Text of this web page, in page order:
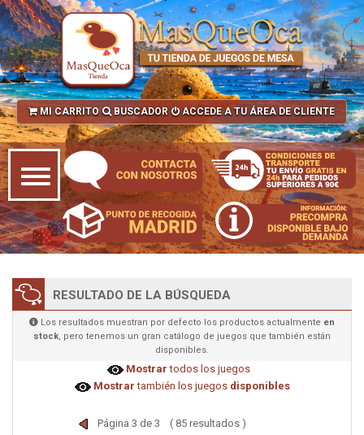
MI CARRITO BUSCADOR ACCEDE A TU ÁREA DE CLIENTE
RESULTADO DE LA BÚSQUEDA
Los resultados muestran por defecto los productos actualmente en
stock, pero tenemos un gran catálogo de juegos que también están
disponibles.
Mostrar todos los juegos
Mostrar también los juegos disponibles
Página 3 de 3 ( 85 resultados )